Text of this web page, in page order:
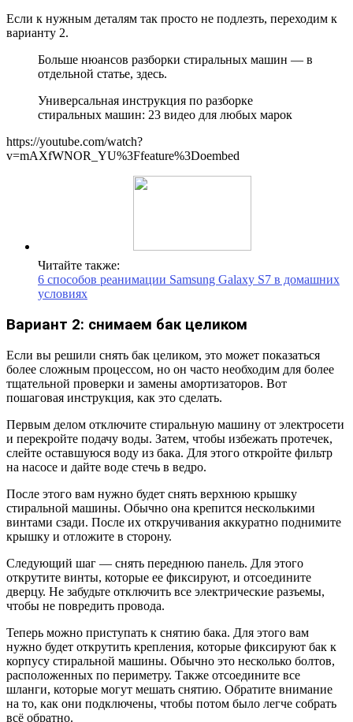
Если к нужным деталям так просто не подлезть, переходим к
варианту 2.
Больше нюансов разборки стиральных машин — в
отдельной статье, здесь.
Универсальная инструкция по разборке
стиральных машин: 23 видео для любых марок
https://youtube.com/watch?
v=mAXfWNOR_YU%3Ffeature%3Doembed
Читайте также:
6 способов реанимации Samsung Galaxy S7 в домашних
условиях
Вариант 2: снимаем бак целиком
Если вы решили снять бак целиком, это может показаться
более сложным процессом, но он часто необходим для более
тщательной проверки и замены амортизаторов. Вот
пошаговая инструкция, как это сделать.
Первым делом отключите стиральную машину от электросети
и перекройте подачу воды. Затем, чтобы избежать протечек,
слейте оставшуюся воду из бака. Для этого откройте фильтр
на насосе и дайте воде стечь в ведро.
После этого вам нужно будет снять верхнюю крышку
стиральной машины. Обычно она крепится несколькими
винтами сзади. После их откручивания аккуратно поднимите
крышку и отложите в сторону.
Следующий шаг — снять переднюю панель. Для этого
открутите винты, которые ее фиксируют, и отсоедините
дверцу. Не забудьте отключить все электрические разъемы,
чтобы не повредить провода.
Теперь можно приступать к снятию бака. Для этого вам
нужно будет открутить крепления, которые фиксируют бак к
корпусу стиральной машины. Обычно это несколько болтов,
расположенных по периметру. Также отсоедините все
шланги, которые могут мешать снятию. Обратите внимание
на то, как они подключены, чтобы потом было легче собрать
всё обратно.